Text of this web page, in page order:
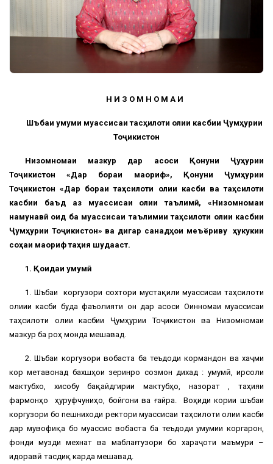
Н И З О М Н О М А И
Шӯъбаи умуми муассисаи тасҳилоти олии касбии Ҷумҳурии
Тоҷикистон
Низомномаи мазкур дар асоси Қонуни Ҷуҳурии
Тоҷикистон «Дар бораи маориф», Қонуни Ҷумҳурии
Тоҷикистон «Дар бораи таҳсилоти олии касби ва таҳсилоти
касбии баъд аз муассисаи олии таълимӣ, «Низомномаи
намунавӣ оид ба муассисаи таълимии таҳсилоти олии касбии
Ҷумҳурии Тоҷикистон» ва дигар санадҳои меъёриву ҳукукии
соҳаи маориф таҳия шудааст.
1. Қоидаи умумӣ
1. Шӯъбаи коргузори сохтори мустақили муассисаи таҳсилоти
олиии касби буда фаъолияти он дар асоси Оинномаи муассисаи
таҳсилоти олии касбии Ҷумҳурии Тоҷикистон ва Низомномаи
мазкур ба роҳ монда мешавад.
2. Шӯъбаи коргузори вобаста ба теъдоди кормандон ва хаҷми
кор метавонад бахшҳои зеринро созмон дихад : умумӣ, ирсоли
мактубхо, хисобу бақайдгирии мактубҳо, назорат , таҳияи
фармонҳо ҳуруфчуниҳо, бойгони ва ғайра. Воҳиди кории шӯъбаи
коргузори бо пешниходи ректори муассисаи таҳсилоти олии касби
дар мувофиқа бо муассис вобаста ба теъдоди умумии коргарон,
фонди музди мехнат ва маблағгузори бо хараҷоти маъмури –
идоравӣ тасдиқ карда мешавад.